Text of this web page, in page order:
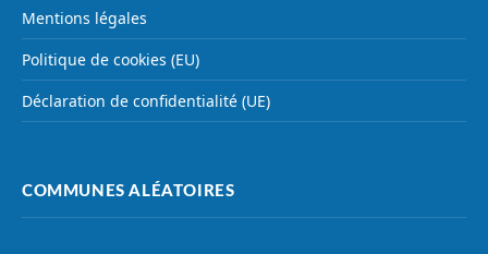
Mentions légales
Politique de cookies (EU)
Déclaration de confidentialité (UE)
COMMUNES ALÉATOIRES